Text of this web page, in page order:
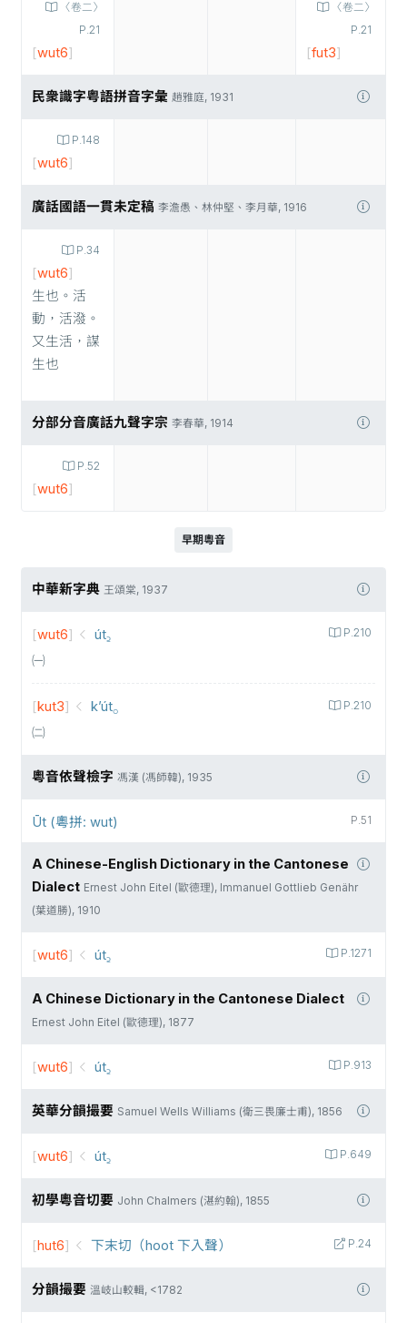
〈卷二〉
P.21
[wut6]
〈卷二〉
P.21
[fut3]
民衆識字粤語拼音字彙 趙雅庭, 1931
P.148
[wut6]
廣話國語一貫未定稿 李澹愚、林仲堅、李月華, 1916
P.34
[wut6]
生也。活
動，活潑。
又生活，謀
生也
分部分音廣話九聲字宗 李春華, 1914
P.52
[wut6]
早期粵音
中華新字典 王頌棠, 1937
P.210
[wut6] út꜇
㈠
P.210
[kut3] k’út⸰
㈡
粵音依聲檢字 馮漢 (馮師韓), 1935
P.51
Ūt (粵拼: wut)
A Chinese-English Dictionary in the Cantonese
Dialect Ernest John Eitel (歐德理), Immanuel Gottlieb Genähr
(葉道勝), 1910
P.1271
[wut6] út꜇
A Chinese Dictionary in the Cantonese Dialect
Ernest John Eitel (歐德理), 1877
P.913
[wut6] út꜇
英華分韻撮要 Samuel Wells Williams (衛三畏廉士甫), 1856
P.649
[wut6] út꜇
初學粵音切要 John Chalmers (湛約翰), 1855
P.24
[hut6] 下末切（hoot 下入聲）
分韻撮要 溫岐山較輯, <1782